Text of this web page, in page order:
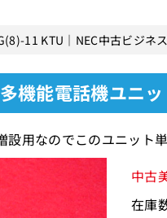
11 KTU｜NEC中古ビジネ
機能電話機ユニ
用なのでこのユニット
中古
在庫